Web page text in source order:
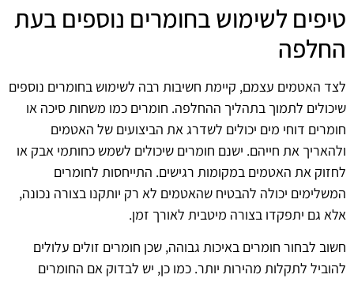
טיפים לשימוש בחומרים נוספים בעת
החלפה
לצד האטמים עצמם, קיימת חשיבות רבה לשימוש בחומרים נוספים
שיכולים לתמוך בתהליך ההחלפה. חומרים כמו משחות סיכה או
חומרים דוחי מים יכולים לשדרג את הביצועים של האטמים
ולהאריך את חייהם. ישנם חומרים שיכולים לשמש כחותמי אבק או
לחזוק את האטמים במקומות רגישים. התייחסות לחומרים
המשלימים יכולה להבטיח שהאטמים לא רק יותקנו בצורה נכונה,
אלא גם יתפקדו בצורה מיטבית לאורך זמן.
חשוב לבחור חומרים באיכות גבוהה, שכן חומרים זולים עלולים
להוביל לתקלות מהירות יותר. כמו כן, יש לבדוק אם החומרים